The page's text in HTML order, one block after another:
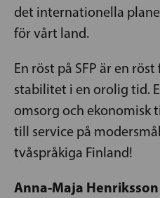
det internationella
för vårt land.
En röst på SFP är en
stabilitet i en orolig tid.
omsorg och ekonomisk
till service på
tvåspråkiga Finland!
Anna-Maja Henriksson